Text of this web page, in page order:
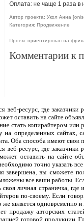
Оплата: не чаще 1 раза в
Автор проекта: Укол Анна
Категория: Продвижение
Проект ориентирован на
Комментарии к
веб-ресурс, где
оставить на сайте
стать копирайтером
на определенных сайтах,
Оба способа имеют
веб-ресурс, где
оставить на сайте
точно указать
завершена, вы сможете
все ваши работы.
личная страничка,
по-своему. Если
является одновременно
продажу авторских
готовой продукции.